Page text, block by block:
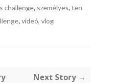
challenge, személyes, ten
, videó, vlog
Next Story →